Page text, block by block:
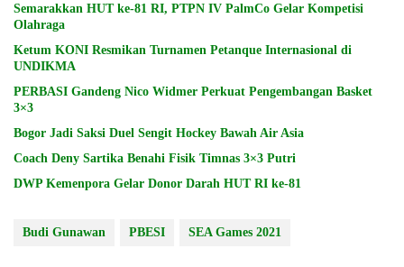
Semarakkan HUT ke-81 RI, PTPN IV PalmCo Gelar Kompetisi
Olahraga
Ketum KONI Resmikan Turnamen Petanque Internasional di
UNDIKMA
PERBASI Gandeng Nico Widmer Perkuat Pengembangan Basket
3×3
Bogor Jadi Saksi Duel Sengit Hockey Bawah Air Asia
Coach Deny Sartika Benahi Fisik Timnas 3×3 Putri
DWP Kemenpora Gelar Donor Darah HUT RI ke-81
Budi Gunawan PBESI SEA Games 2021